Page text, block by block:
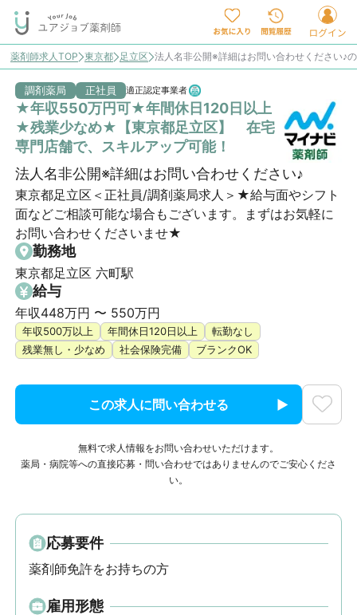
薬剤師求人TOP 東京都 足立区 法人名非公開※詳細はお問い合わせください♪
調剤薬局 正社員 適正認定事業者
★年収550万円可★年間休日120日以上
★残業少なめ★【東京都足立区】 在宅
専門店舗で、スキルアップ可能！
法人名非公開※詳細はお問い合わせください♪
東京都足立区＜正社員/調剤薬局求人＞★給与面やシフト
面などご相談可能な場合もございます。まずはお気軽に
お問い合わせくださいませ★
勤務地
東京都足立区 六町駅
給与
年収448万円 〜 550万円
年収500万以上 年間休日120日以上
転勤なし
残業無し・少なめ
社会保険完備 ブランクOK
この求人に問い合わせる
無料で求人情報をお問い合わせいただけます。
薬局・病院等への直接応募・問い合わせではありませんのでご安心くださ
い。
応募要件
薬剤師免許をお持ちの方
雇用形態